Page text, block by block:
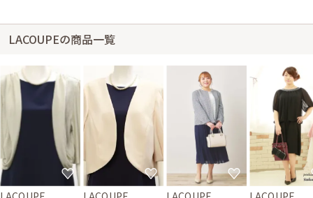
LACOUPEの商品一覧